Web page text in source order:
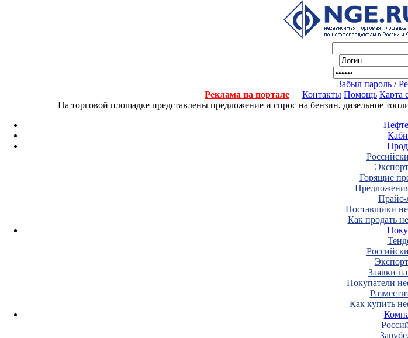
Забыл пароль/
Реклама на портале
Контакты Помощь Карта
На торговой площадке представлены предложение и спрос на бензин, дизельное
Горящие
Поставщики
Как продать
Заявки
Покупатели
Как купить